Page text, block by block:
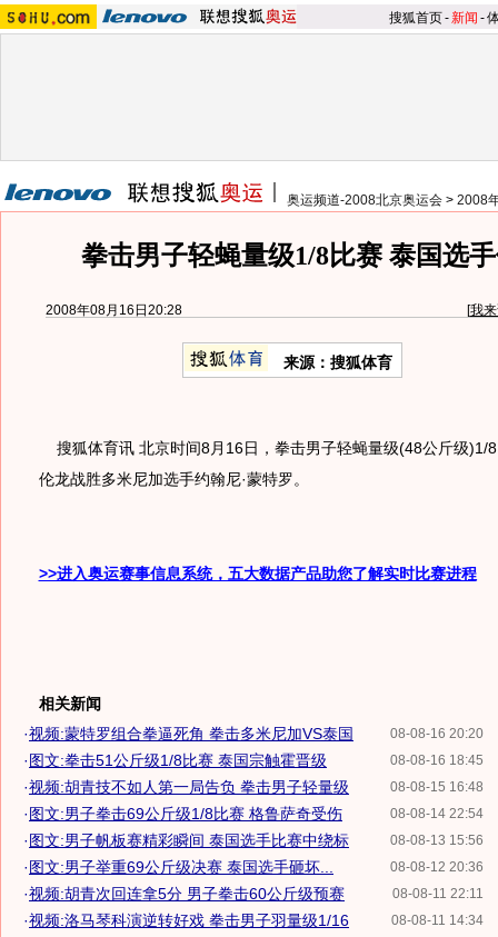
搜狐首页-新闻 -
奥运频道-2008北京奥运会 > 2008
拳击男子轻蝇量级1/8比赛 泰国选
2008年08月16日20:28 [我
来源：搜狐体育
搜狐体育讯 北京时间8月16日，拳击男子轻蝇量级(48公斤级)1/8
伦龙战胜多米尼加选手约翰尼·蒙特罗。
>>进入奥运赛事信息系统，五大数据产品助您了解实时比赛进程
相关新闻
08-08-16 20:20
·视频:蒙特罗组合拳逼死角 拳击多米尼加VS泰国
08-08-16 18:45
·图文:拳击51公斤级1/8比赛 泰国宗触霍晋级
08-08-15 16:48
·视频:胡青技不如人第一局告负 拳击男子轻量级
08-08-14 22:54
·图文:男子拳击69公斤级1/8比赛 格鲁萨奇受伤
08-08-13 15:56
·图文:男子帆板赛精彩瞬间 泰国选手比赛中绕标
08-08-12 20:36
·图文:男子举重69公斤级决赛 泰国选手砸坏...
08-08-11 22:11
·视频:胡青次回连拿5分 男子拳击60公斤级预赛
08-08-11 14:34
·视频:洛马琴科演逆转好戏 拳击男子羽量级1/16